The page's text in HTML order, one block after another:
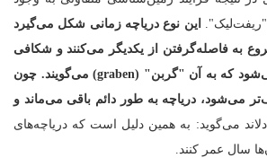
"ریفت‌لیک". این نوع دریاچه زمانی شکل می‌گیرد
به فاصله‌گرفتن از یکدیگر می‌کنند و شکافی
که به آن "گربن" (graben)
می‌گویند. چون
می‌شود، دریاچه به طور دائم باقی می‌ماند و
می‌گوید: به همین دلیل است که دریاچه‌های
سال عمر کنند.